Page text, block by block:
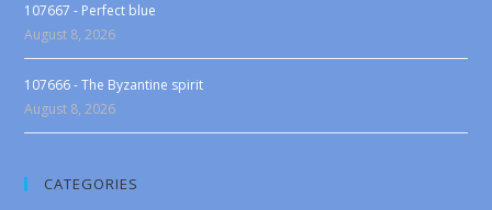
107667 - Perfect blue
August 8, 2026
107666 - The Byzantine spirit
August 8, 2026
CATEGORIES